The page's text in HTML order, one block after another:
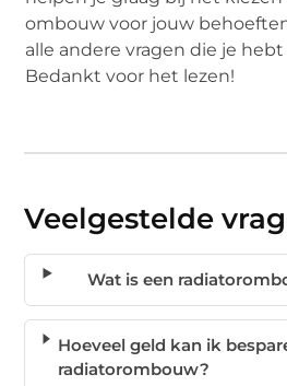
ombouw voor jouw
alle andere vragen die je
Bedankt voor het lezen!
Veelgestelde
Wat is een
Hoeveel geld kan ik
radiatorombouw?